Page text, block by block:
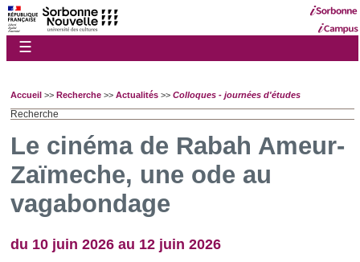
☰
Accueil >> Recherche >> Actualités >> Colloques - journées d'études
Recherche
Le cinéma de Rabah Ameur-
Zaïmeche, une ode au
vagabondage
du 10 juin 2026 au 12 juin 2026